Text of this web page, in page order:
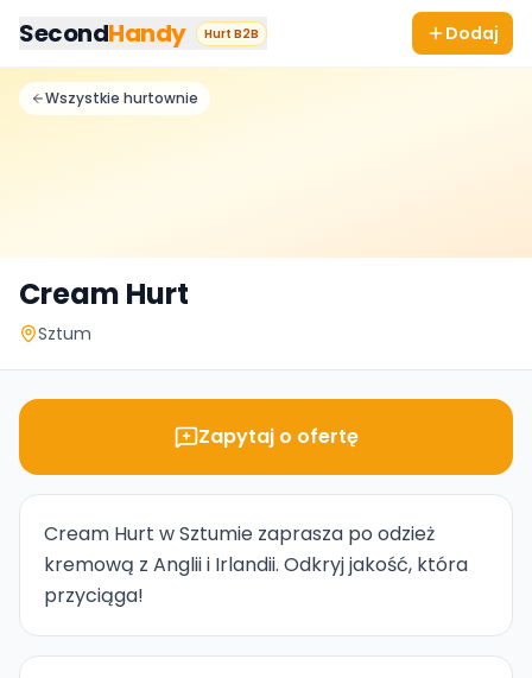
SecondHandy Hurt B2B Dodaj
Wszystkie hurtownie
Cream Hurt
Sztum
Zapytaj o ofertę
Cream Hurt w Sztumie zaprasza po odzież
kremową z Anglii i Irlandii. Odkryj jakość, która
przyciąga!